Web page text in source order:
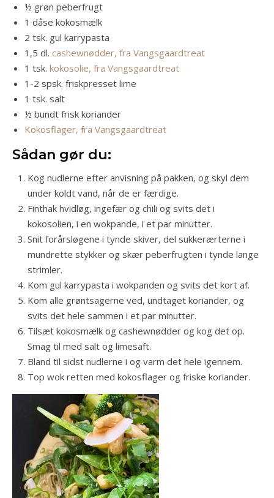
½ grøn peberfrugt
1 dåse kokosmælk
2 tsk. gul karrypasta
1,5 dl. cashewnødder, fra Vangsgaardtreat
1 tsk. kokosolie, fra Vangsgaardtreat
1-2 spsk. friskpresset lime
1 tsk. salt
½ bundt frisk koriander
Kokosflager, fra Vangsgaardtreat
Sådan gør du:
Kog nudlerne efter anvisning på pakken, og skyl dem
under koldt vand, når de er færdige.
Finthak hvidløg, ingefær og chili og svits det i
kokosolien, i en wokpande, i et par minutter.
Snit forårsløgene i tynde skiver, del sukkerærterne i
mundrette stykker og skær peberfrugten i tynde lange
strimler.
Kom gul karrypasta i wokpanden og svits det kort af.
Kom alle grøntsagerne ved, undtaget koriander, og
svits det hele sammen i et par minutter.
Tilsæt kokosmælk og cashewnødder og kog det op.
Smag til med salt og limesaft.
Bland til sidst nudlerne i og varm det hele igennem.
Top wok retten med kokosflager og friske koriander.